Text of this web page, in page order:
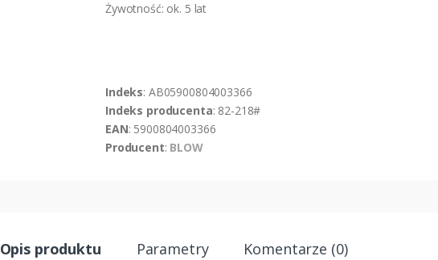
Żywotność: ok. 5 lat
Indeks: AB05900804003366
Indeks producenta: 82-218#
EAN: 5900804003366
Producent: BLOW
Opis produktu Parametry Komentarze (0)